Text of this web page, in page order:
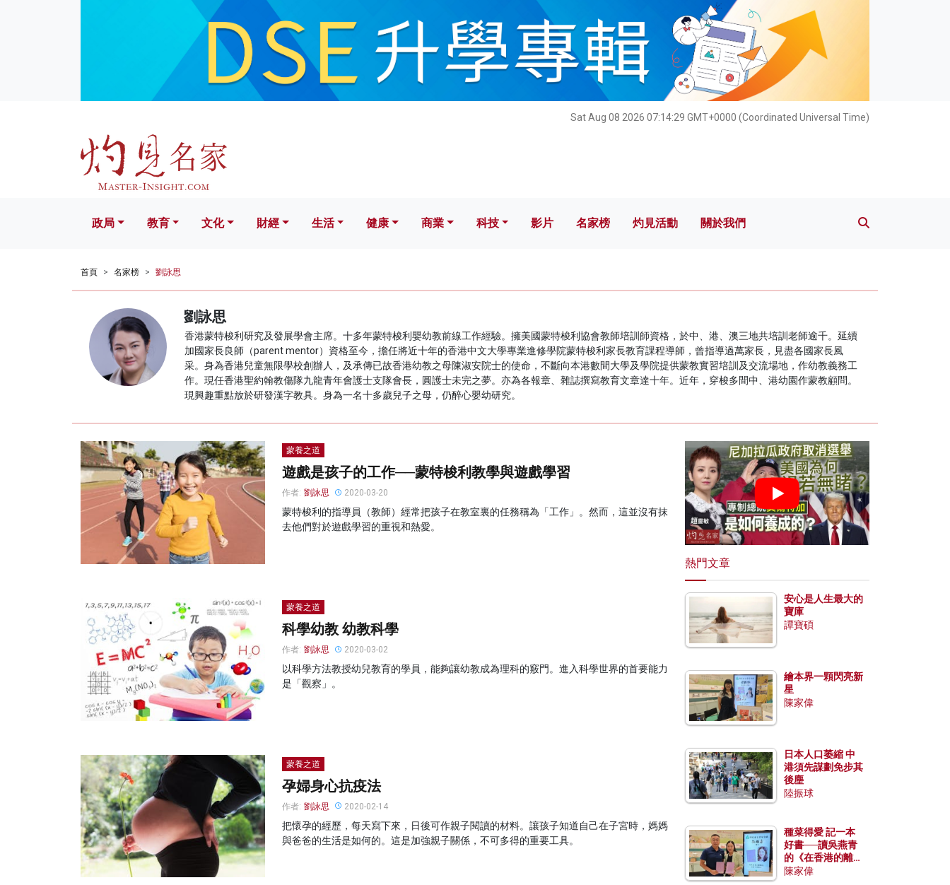
Sat Aug 08 2026 07:14:30 GMT+0000 (Coordinated Universal Time)
文化 財經 生活 健康 科技 影片 名家榜 灼見活動 關於我們
政局 教育 文化 財經 生活 健康 商業 科技 影片 名家榜 灼見活動 關於我們
首頁 名家榜 劉詠思
劉詠思
香港蒙特梭利研究及發展學會主席。十多年蒙特梭利嬰幼教前線工作經驗。擁美國蒙特梭利協會教師培訓師資格，於中、港、澳三地共培訓老師逾千。延續
加國家長良師（parent mentor）資格至今，擔任將近十年的香港中文大學專業進修學院蒙特梭利家長教育課程導師，曾指導過萬家長，見盡各國家長風
采。身為香港兒童無限學校創辦人，及承傳已故香港幼教之母陳淑安院士的使命，不斷向本港數間大學及學院提供蒙教實習培訓及交流場地，作幼教義務工
作。現任香港聖約翰教傷隊九龍青年會護士支隊會長，圓護士未完之夢。亦為各報章、雜誌撰寫教育文章達十年。近年，穿梭多間中、港幼園作蒙教顧問。
現興趣重點放於研發漢字教具。身為一名十多歲兒子之母，仍醉心嬰幼研究。
蒙養之道
遊戲是孩子的工作──蒙特梭利教學與遊戲學習
作者: 劉詠思 2020-03-20
蒙特梭利的指導員（教師）經常把孩子在教室裏的任務稱為「工作」。然而，這並沒有抹
去他們對於遊戲學習的重視和熱愛。
蒙養之道
科學幼教 幼教科學
作者: 劉詠思 2020-03-02
以科學方法教授幼兒教育的學員，能夠讓幼教成為理科的竅門。進入科學世界的首要能力
是「觀察」。
蒙養之道
孕婦身心抗疫法
作者: 劉詠思 2020-02-14
把懷孕的經歷，每天寫下來，日後可作親子閱讀的材料。讓孩子知道自己在子宮時，媽媽
與爸爸的生活是如何的。這是加強親子關係，不可多得的重要工具。
熱門文章
安心是人生最大的
寶庫
譚寶碩
繪本界一顆閃亮新
星
陳家偉
日本人口萎縮 中
港須先謀劃免步其
後塵
陸振球
種菜得愛 記一本
好書──讀吳燕青
的《在香港的離島
種菜》
陳家偉